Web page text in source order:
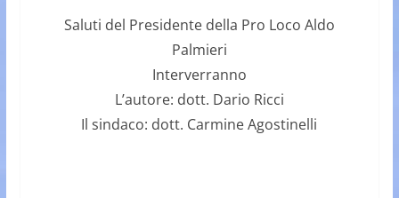
Saluti del Presidente della Pro Loco Aldo
Palmieri
Interverranno
L’autore: dott. Dario Ricci
Il sindaco: dott. Carmine Agostinelli